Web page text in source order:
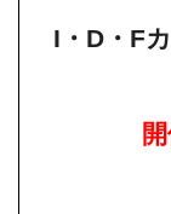
I ・ D ・ F